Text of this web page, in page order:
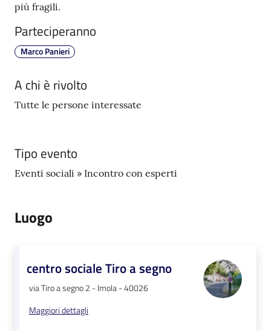
più fragili.
Parteciperanno
Marco Panieri
A chi è rivolto
Tutte le persone interessate
Tipo evento
Eventi sociali » Incontro con esperti
Luogo
centro sociale Tiro a segno
via Tiro a segno 2 - Imola - 40026
Maggiori dettagli